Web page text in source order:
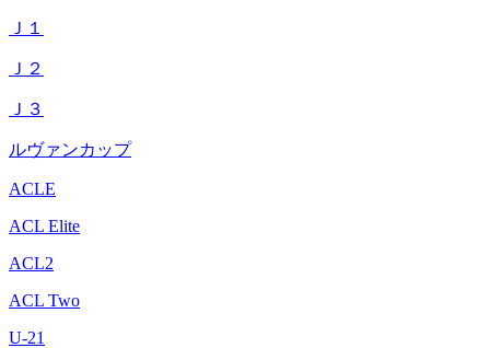
Ｊ１
Ｊ２
Ｊ３
ルヴァンカップ
ACLE
ACL Elite
ACL2
ACL Two
U-21